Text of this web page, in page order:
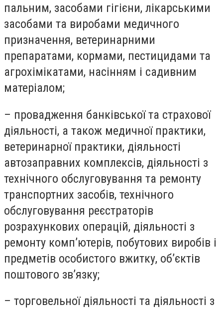
пальним, засобами гігієни, лікарськими
засобами та виробами медичного
призначення, ветеринарними
препаратами, кормами, пестицидами та
агрохімікатами, насінням і садивним
матеріалом;
– провадження банківської та страхової
діяльності, а також медичної практики,
ветеринарної практики, діяльності
автозаправних комплексів, діяльності з
технічного обслуговування та ремонту
транспортних засобів, технічного
обслуговування реєстраторів
розрахункових операцій, діяльності з
ремонту комп’ютерів, побутових виробів і
предметів особистого вжитку, об’єктів
поштового зв’язку;
– торговельної діяльності та діяльності з